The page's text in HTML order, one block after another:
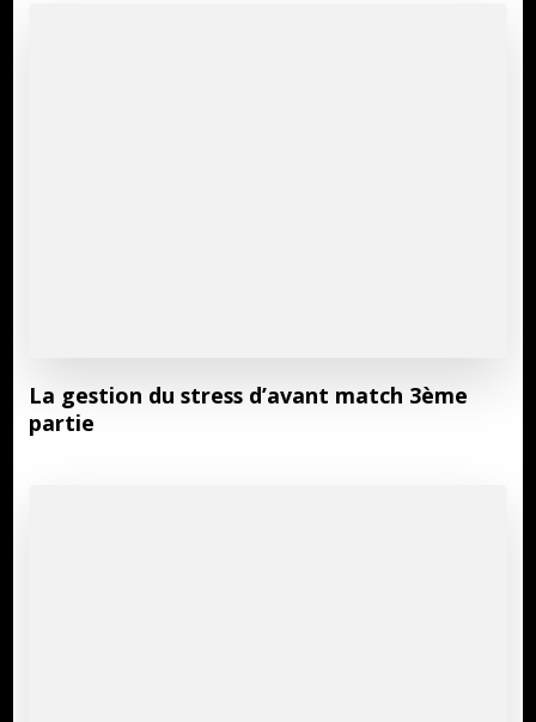
La gestion du stress d’avant match 3ème
partie